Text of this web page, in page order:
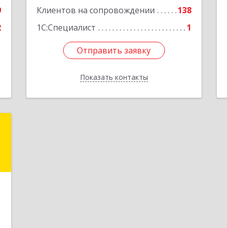
Клиентов на сопровождении
138
1С:Специалист
1
Отправить заявку
Показать контакты
Отправить заявку
Назад